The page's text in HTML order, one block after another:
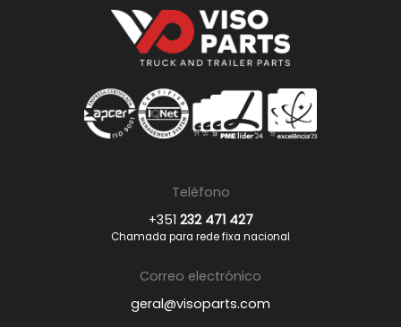
Teléfono
+351 232 471 427
Chamada para rede fixa nacional
Correo electrónico
geral@visoparts.com